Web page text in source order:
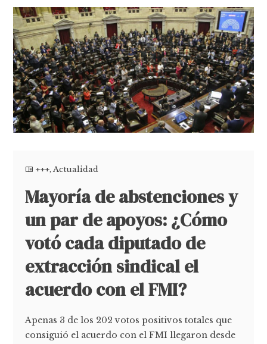
+++,Actualidad
Mayoría de abstenciones y
un par de apoyos: ¿Cómo
votó cada diputado de
extracción sindical el
acuerdo con el FMI?
Apenas 3 de los 202 votos positivos totales que
consiguió el acuerdo con el FMI llegaron desde